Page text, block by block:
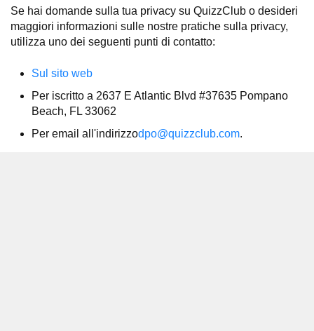
Se hai domande sulla tua privacy su QuizzClub o desideri
maggiori informazioni sulle nostre pratiche sulla privacy,
utilizza uno dei seguenti punti di contatto:
Sul sito web
Per iscritto a 2637 E Atlantic Blvd #37635 Pompano
Beach, FL 33062
Per email all'indirizzodpo@quizzclub.com.